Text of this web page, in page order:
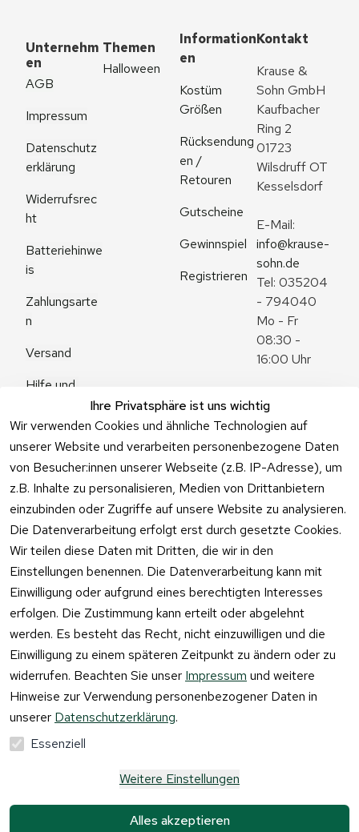
Ihre Privatsphäre ist uns wichtig
Wir verwenden Cookies und ähnliche Technologien auf
unserer Website und verarbeiten personenbezogene Daten
von Besucher:innen unserer Webseite (z.B. IP-Adresse), um
z.B. Inhalte zu personalisieren, Medien von Drittanbietern
einzubinden oder Zugriffe auf unsere Website zu analysieren.
Die Datenverarbeitung erfolgt erst durch gesetzte Cookies.
Wir teilen diese Daten mit Dritten, die wir in den
Einstellungen benennen. Die Datenverarbeitung kann mit
Einwilligung oder aufgrund eines berechtigten Interesses
erfolgen. Die Zustimmung kann erteilt oder abgelehnt
werden. Es besteht das Recht, nicht einzuwilligen und die
Einwilligung zu einem späteren Zeitpunkt zu ändern oder zu
widerrufen. Beachten Sie unser Impressum und weitere
Hinweise zur Verwendung personenbezogener Daten in
unserer Datenschutzerklärung.
Essenziell
Weitere Einstellungen
Alles akzeptieren
Unternehm
en
AGB
Impressum
Datenschutz
erklärung
Widerrufsrec
ht
Batteriehinwe
is
Zahlungsarte
n
Versand
Hilfe und
Fragen
Themen
Halloween
Information
en
Kostüm
Größen
Rücksendung
en /
Retouren
Gutscheine
Gewinnspiel
Registrieren
Kontakt
Krause &
Sohn GmbH
Kaufbacher
Ring 2
01723
Wilsdruff OT
Kesselsdorf
info@krause-
sohn.de
Tel: 035204
- 794040
Mo - Fr
08:30 -
16:00 Uhr
Zum
Kontaktformu
lar
Vertrag
widerrufen
Mehrwertsteuer und zzgl. Versandkosten und